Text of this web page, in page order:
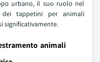
urbano, il suo ruolo nel
tappetini per animali
significativamente.
animali